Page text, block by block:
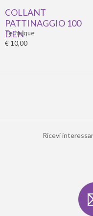
COLLANT
PATTINAGGIO 100
DEN
Technique
€ 10,00
Ricevi